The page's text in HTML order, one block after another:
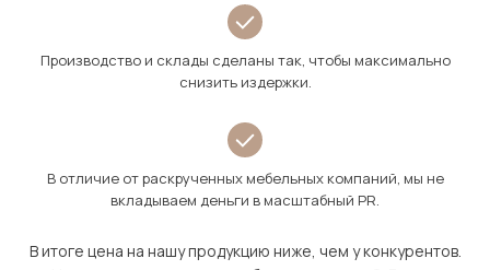
Производство и склады сделаны так, чтобы максимально
снизить издержки.
В отличие от раскрученных мебельных компаний, мы не
вкладываем деньги в масштабный PR.
В итоге цена на нашу продукцию ниже, чем у конкурентов.